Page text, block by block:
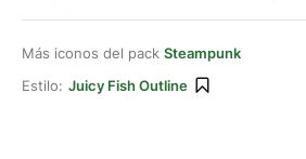
Más iconos del pack Steampunk
Estilo: Juicy Fish Outline